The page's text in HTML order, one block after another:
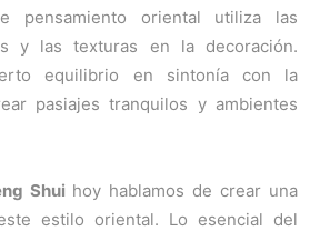
pensamiento oriental utiliza las
y las texturas en la decoración.
equilibrio en sintonía con la
pasiajes tranquilos y ambientes
Shui hoy hablamos de crear una
estilo oriental. Lo esencial del